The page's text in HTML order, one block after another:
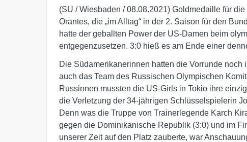
(SU / Wiesbaden / 08.08.2021) Goldmedaille für
Orantes, die „im Alltag“ in der 2. Saison für den
hatte der geballten Power der US-Damen beim
entgegenzusetzen. 3:0 hieß es am Ende einer
Die Südamerikanerinnen hatten die Vorrunde
auch das Team des Russischen Olympischen
Russinnen mussten die US-Girls in Tokio ihre
die Verletzung der 34-jährigen Schlüsselspielerin
Denn was die Truppe von Trainerlegende Karch
gegen die Dominikanische Republik (3:0) und im
unserer Zeit auf den Platz zauberte, war